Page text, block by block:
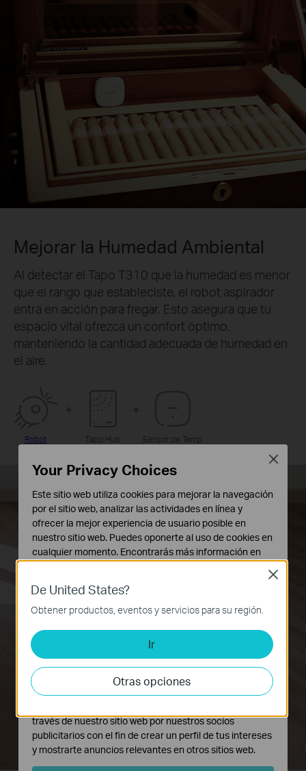
Mejorar la Humedad Ambiental
Al detectar el Tapo T310 que la humedad es menor
que el rango que estableciste, el robot aspirador
entra en acción para fregar. Esto asegura que tu
espacio vital ofrezca un confort óptimo,
manteniendo la cantidad adecuada de humedad en
el aire.
Robot
Aspirador
Tapo Hub
Sensor de Temp.
Menos del 40%
El Aspirador
Friega
De United States?
Obtener productos, eventos y servicios para su región.
Ir
Otras opciones
Close
Your Privacy Choices
Este sitio web utiliza cookies para mejorar la navegación
por el sitio web, analizar las actividades en línea y
ofrecer la mejor experiencia de usuario posible en
nuestro sitio web. Puedes oponerte al uso de cookies en
cualquier momento. Encontrarás más información en
Cookies Básicas
Estas cookies son necesarias para el funcionamiento
del sitio web y no pueden desactivarse en tu sistema.
Cookies de Análisis y de Marketing
Las cookies de análisis nos permiten analizar tus
actividades en nuestro sitio web con el fin de mejorar y
adaptar la funcionalidad del mismo.
través de nuestro sitio web por nuestros socios
publicitarios con el fin de crear un perfil de tus intereses
y mostrarte anuncios relevantes en otros sitios web.
Close